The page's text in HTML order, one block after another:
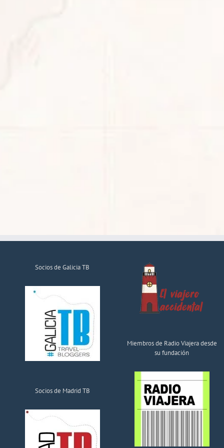
Socios de Galicia TB
Socios de Madrid TB
Miembros de Radio Viajera desde
su fundación